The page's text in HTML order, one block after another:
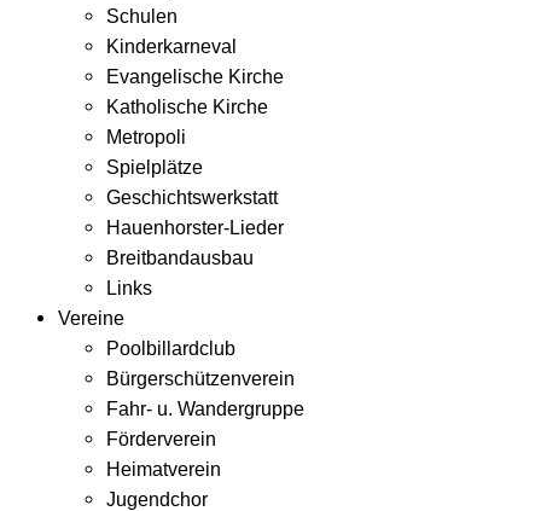
Schulen
Kinderkarneval
Evangelische Kirche
Katholische Kirche
Metropoli
Spielplätze
Geschichtswerkstatt
Hauenhorster-Lieder
Breitbandausbau
Links
Vereine
Poolbillardclub
Bürgerschützenverein
Fahr- u. Wandergruppe
Förderverein
Heimatverein
Jugendchor